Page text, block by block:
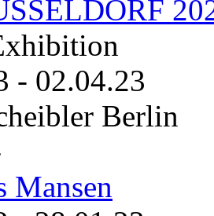
- 02.04.23
Berlin
Mansen